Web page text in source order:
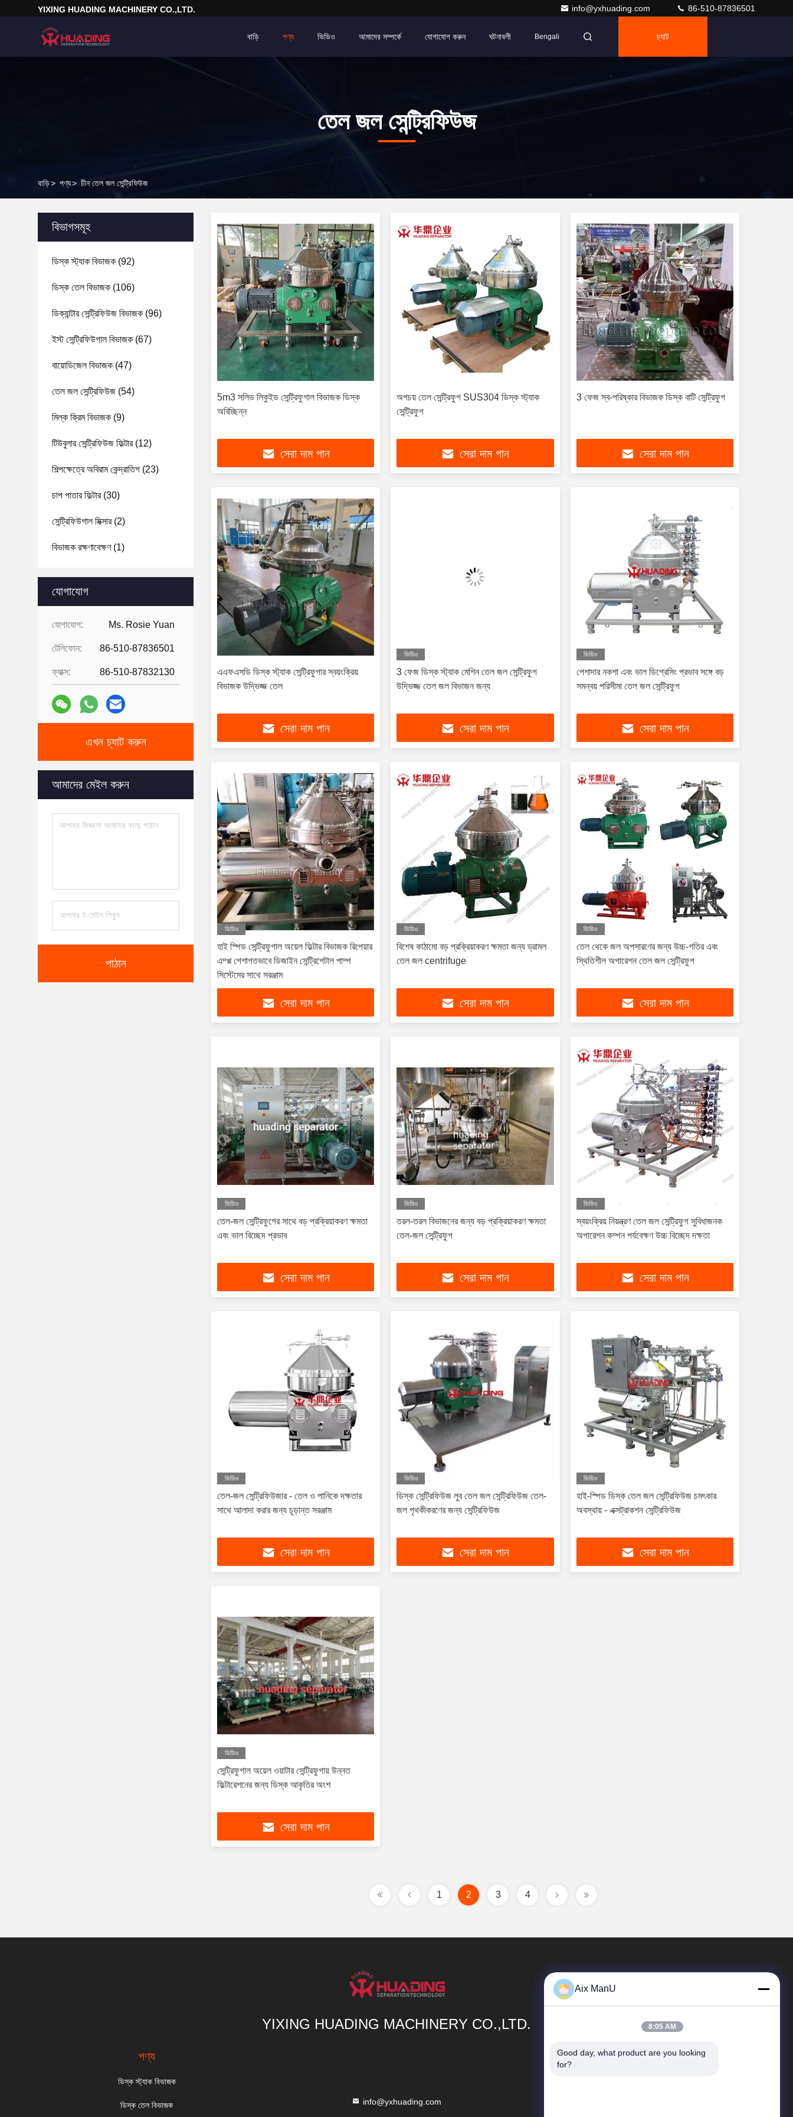
YIXING HUADING MACHINERY CO.,LTD. info@yxhuading.com 86-510-87836501
বাড়ি পণ্য ভিডিও আমাদের সম্পর্কে যোগাযোগ করুন ঘটনাবলী Bengali চ্যাট
তেল জল সেন্ট্রিফিউজ
বাড়ি> পণ্য> চীন তেল জল সেন্ট্রিফিউজ
বিভাগসমূহ
ডিস্ক স্ট্যাক বিভাজক (92)
ডিস্ক তেল বিভাজক (106)
ডিক্যান্টার সেন্ট্রিফিউজ বিভাজক (96)
ইস্ট সেন্ট্রিফিউগাল বিভাজক (67)
বায়োডিজেল বিভাজক (47)
তেল জল সেন্ট্রিফিউজ (54)
মিল্ক ক্রিম বিভাজক (9)
টিউবুলার সেন্ট্রিফিউজ ফিল্টার(12)
শিল্পক্ষেত্রে অবিরাম কেন্দ্রাতিগ (23)
চাপ পাতার ফিল্টার(30)
সেন্ট্রিফিউগাল মিক্সার(2)
বিভাজক রক্ষণাবেক্ষণ(1)
যোগাযোগ
যোগাযোগ: Ms. Rosie Yuan
টেলিফোন: 86-510-87836501
ফ্যাক্স: 86-510-87832130
এখন চ্যাট করুন
আমাদের মেইল ​​করুন
পাঠান
5m3 সলিড লিকুইড সেন্ট্রিফুগাল বিভাজক ডিস্ক
অবিচ্ছিন্ন
সেরা দাম পান
অপচয় তেল সেন্ট্রিফুগ SUS304 ডিস্ক স্ট্যাক
সেন্ট্রিফুগ
সেরা দাম পান
3 ফেজ স্ব-পরিষ্কার বিভাজক ডিস্ক বাটি সেন্ট্রিফুগ
সেরা দাম পান
এএফএসডি ডিস্ক স্ট্যাক সেন্ট্রিফুগার স্বয়ংক্রিয়
বিভাজক উদ্ভিজ্জ তেল
সেরা দাম পান
ভিডিও
3 ফেজ ডিস্ক স্ট্যাক মেশিন তেল জল সেন্ট্রিফুগ
উদ্ভিজ্জ তেল জল বিভাজন জন্য
সেরা দাম পান
ভিডিও
পেশাদার নকশা এবং ভাল ডিগ্রেসিং প্রভাব সঙ্গে বড়
সমন্বয় পরিসীমা তেল জল সেন্ট্রিফুগ
সেরা দাম পান
ভিডিও
হাই স্পিড সেন্ট্রিফুগাল অয়েল ফিল্টার বিভাজক রিপেয়ার
এম্প্প পেশাগতভাবে ডিজাইন সেন্ট্রিপেটাল পাম্প
সিস্টেমের সাথে সরঞ্জাম
সেরা দাম পান
ভিডিও
বিশেষ কাঠামো বড় প্রক্রিয়াকরণ ক্ষমতা জন্য ড্রামল
তেল জল centrifuge
সেরা দাম পান
ভিডিও
তেল থেকে জল অপসারণের জন্য উচ্চ-গতির এবং
স্থিতিশীল অপারেশন তেল জল সেন্ট্রিফুগ
সেরা দাম পান
ভিডিও
তেল-জল সেন্ট্রিফুগের সাথে বড় প্রক্রিয়াকরণ ক্ষমতা
এবং ভাল বিচ্ছেদ প্রভাব
সেরা দাম পান
ভিডিও
তরল-তরল বিভাজনের জন্য বড় প্রক্রিয়াকরণ ক্ষমতা
তেল-জল সেন্ট্রিফুগ
সেরা দাম পান
ভিডিও
স্বয়ংক্রিয় নিয়ন্ত্রণ তেল জল সেন্ট্রিফুগ সুবিধাজনক
অপারেশন কম্পন পর্যবেক্ষণ উচ্চ বিচ্ছেদ দক্ষতা
সেরা দাম পান
ভিডিও
তেল-জল সেন্ট্রিফিউজার - তেল ও পানিকে দক্ষতার
সাথে আলাদা করার জন্য চূড়ান্ত সরঞ্জাম
সেরা দাম পান
ভিডিও
ডিস্ক সেন্ট্রিফিউজ লুব তেল জল সেন্ট্রিফিউজ তেল-
জল পৃথকীকরণের জন্য সেন্ট্রিফিউজ
সেরা দাম পান
ভিডিও
হাই-স্পিড ডিস্ক তেল জল সেন্ট্রিফিউজ চমৎকার
অবস্থায় - এক্সট্রাকশন সেন্ট্রিফিউজ
সেরা দাম পান
ভিডিও
সেন্ট্রিফুগাল অয়েল ওয়াটার সেন্ট্রিফুগায় উন্নত
ফিল্টারেশনের জন্য ডিস্ক আকৃতির অংশ
সেরা দাম পান
1 2 3 4
YIXING HUADING MACHINERY CO.,LTD.
পণ্য
ডিস্ক স্ট্যাক বিভাজক
ডিস্ক তেল বিভাজক info@yxhuading.com
দ্রুত লিঙ্ক
Aix ManU
8:05 AM
Good day, what product are you looking
for?